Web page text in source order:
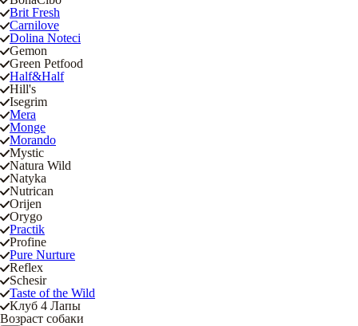
Brit Fresh
Carnilove
Dolina Noteci
Gemon
Green Petfood
Half&Half
Hill's
Isegrim
Mera
Monge
Morando
Mystic
Natura Wild
Natyka
Nutrican
Orijen
Orygo
Practik
Profine
Pure Nurture
Reflex
Schesir
Taste of the Wild
Клуб 4 Лапы
Возраст собаки